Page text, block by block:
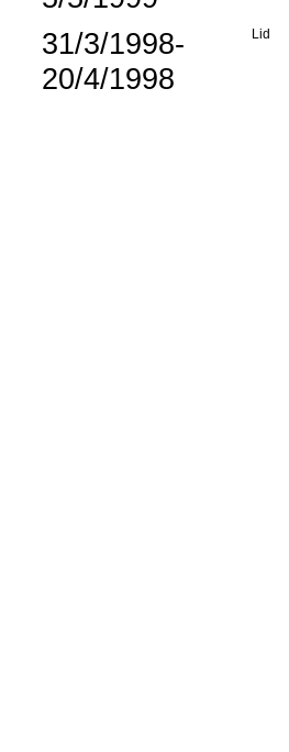
31/3/1998-
20/4/1998
Lid